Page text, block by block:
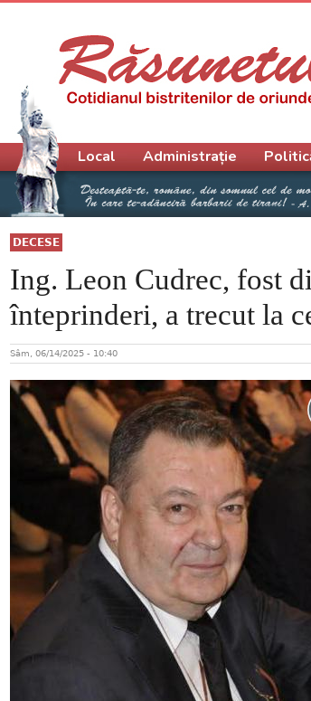
DECESE
Ing. Leon Cudrec, fost
înteprinderi, a trecut la
Sâm, 06/14/2025 - 10:40
Meniu principal
Local Administrație